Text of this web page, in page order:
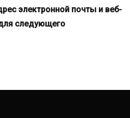
электронной почты и веб-
следующего